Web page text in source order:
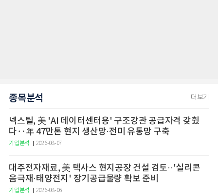
종목분석 더보기
넥스틸, 美 'AI 데이터센터용' 구조강관 공급자격 갖췄
다‥年 47만톤 현지 생산망·전미 유통망 구축
기업분석 2026-08-07
대주전자재료, 美 텍사스 현지공장 건설 검토··'실리콘
음극재·태양전지' 장기공급물량 확보 준비
기업분석 2026-08-06